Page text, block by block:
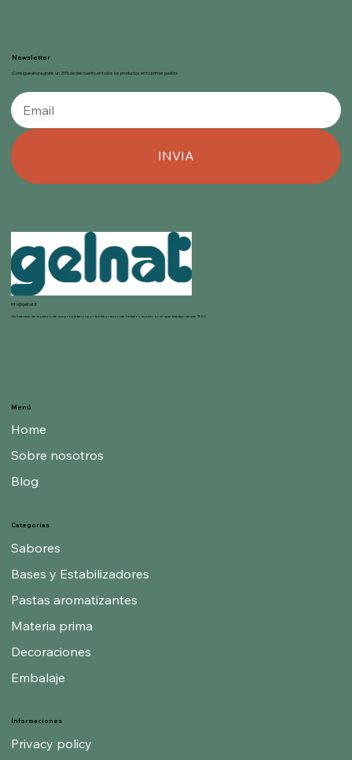
Newsletter
¡Consigue ahora gratis un 20% de descuento en todos los productos en tu primer pedido!
INVIA
info@gelnat.it
Gelnat nace de la pasión de sus propietarios por la elaboración de helados, mundo en el que trabajan desde 1950.
Informaciones
Privacy policy
Categorías
Sabores
Bases y Estabilizadores
Pastas aromatizantes
Materia prima
Decoraciones
Embalaje
Menú
Home
Sobre nosotros
Blog